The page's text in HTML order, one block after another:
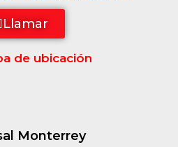
Llamar
de ubicación
Monterrey